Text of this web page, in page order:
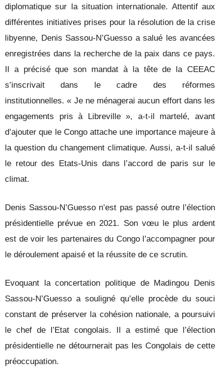
diplomatique sur la situation internationale. Attentif aux
différentes initiatives prises pour la résolution de la crise
libyenne, Denis Sassou-N’Guesso a salué les avancées
enregistrées dans la recherche de la paix dans ce pays.
Il a précisé que son mandat à la tête de la CEEAC
s’inscrivait dans le cadre des réformes
institutionnelles. « Je ne ménagerai aucun effort dans les
engagements pris à Libreville », a-t-il martelé, avant
d’ajouter que le Congo attache une importance majeure à
la question du changement climatique. Aussi, a-t-il salué
le retour des Etats-Unis dans l’accord de paris sur le
climat.
Denis Sassou-N’Guesso n’est pas passé outre l’élection
présidentielle prévue en 2021. Son vœu le plus ardent
est de voir les partenaires du Congo l’accompagner pour
le déroulement apaisé et la réussite de ce scrutin.
Evoquant la concertation politique de Madingou Denis
Sassou-N’Guesso a souligné qu’elle procède du souci
constant de préserver la cohésion nationale, a poursuivi
le chef de l’Etat congolais. Il a estimé que l’élection
présidentielle ne détournerait pas les Congolais de cette
préoccupation.